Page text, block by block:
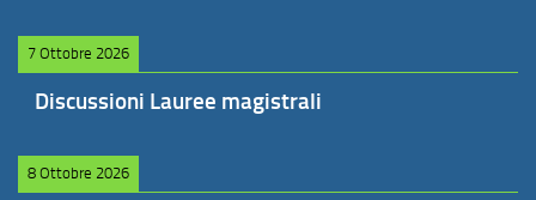
7 Ottobre 2026
Discussioni Lauree magistrali
8 Ottobre 2026